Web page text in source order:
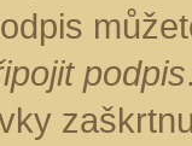
podpis